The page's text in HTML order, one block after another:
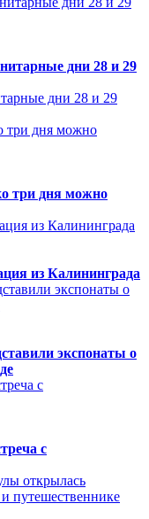
дни 28 и 29
дни 28 и 29
три дня можно
из Калининграда
экспонаты о
с